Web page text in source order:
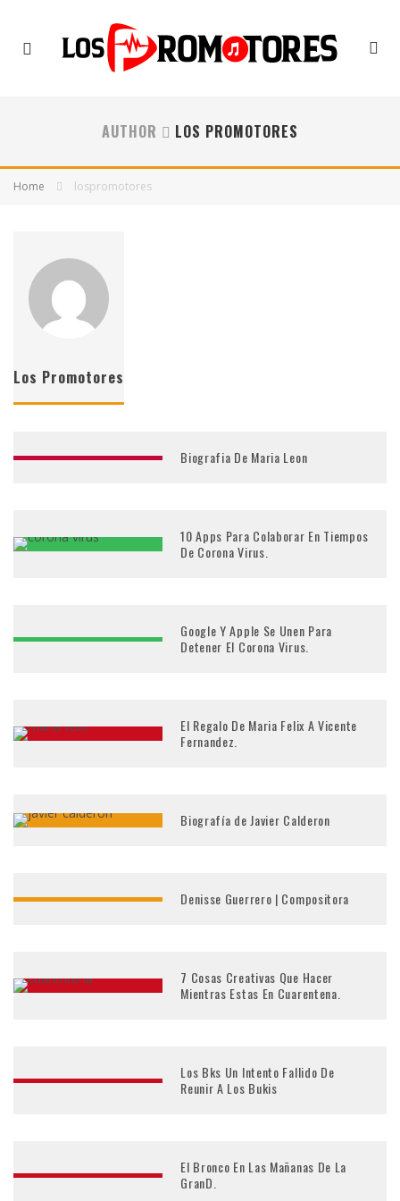
AUTHOR LOS PROMOTORES
Home lospromotores
Los Promotores
Biografia De Maria Leon
10 Apps Para Colaborar En Tiempos
De Corona Virus.
Google Y Apple Se Unen Para
Detener El Corona Virus.
El Regalo De Maria Felix A Vicente
Fernandez.
Biografía de Javier Calderon
Denisse Guerrero | Compositora
7 Cosas Creativas Que Hacer
Mientras Estas En Cuarentena.
Los Bks Un Intento Fallido De
Reunir A Los Bukis
El Bronco En Las Mañanas De La
GranD.